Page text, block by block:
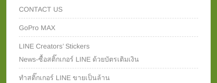
CONTACT US
GoPro MAX
LINE Creators’ Stickers
News-ซื้อสติ๊กเกอร์ LINE ด้วยบัตรเติมเงิน
ทำสติ๊กเกอร์ LINE ขายเป็นล้าน